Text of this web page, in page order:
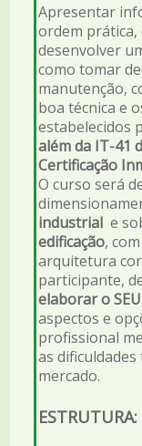
Apresentar
ordem
desenvolver
como tomar
manutenção,
boa técnica e
estabelecidos
além da IT-41
Certificação
O curso será
industriale
edificação,
arquitetura
participante,
elaborar o
aspectos e
profissional
as dificuldades
mercado.
ESTRUTURA: